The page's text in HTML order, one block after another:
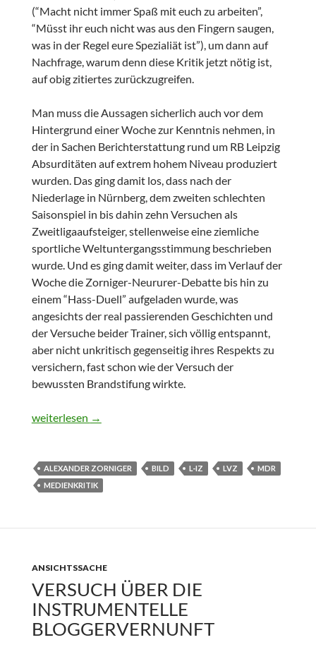
(“Macht nicht immer Spaß mit euch zu arbeiten”,
“Müsst ihr euch nicht was aus den Fingern saugen,
was in der Regel eure Spezialiät ist”), um dann auf
Nachfrage, warum denn diese Kritik jetzt nötig ist,
auf obig zitiertes zurückzugreifen.
Man muss die Aussagen sicherlich auch vor dem
Hintergrund einer Woche zur Kenntnis nehmen, in
der in Sachen Berichterstattung rund um RB Leipzig
Absurditäten auf extrem hohem Niveau produziert
wurden. Das ging damit los, dass nach der
Niederlage in Nürnberg, dem zweiten schlechten
Saisonspiel in bis dahin zehn Versuchen als
Zweitligaaufsteiger, stellenweise eine ziemliche
sportliche Weltuntergangsstimmung beschrieben
wurde. Und es ging damit weiter, dass im Verlauf der
Woche die Zorniger-Neururer-Debatte bis hin zu
einem “Hass-Duell” aufgeladen wurde, was
angesichts der real passierenden Geschichten und
der Versuche beider Trainer, sich völlig entspannt,
aber nicht unkritisch gegenseitig ihres Respekts zu
versichern, fast schon wie der Versuch der
bewussten Brandstifung wirkte.
Zur Rolle des lokalen Sportjournalismus rund um RB
weiterlesen →
ALEXANDER ZORNIGER BILD L-IZ LVZ
MDR
MEDIENKRITIK
ANSICHTSSACHE
VERSUCH ÜBER DIE
INSTRUMENTELLE
BLOGGERVERNUNFT